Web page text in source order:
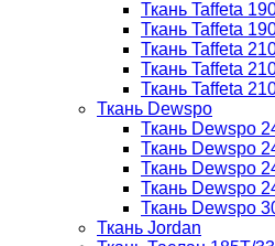
Ткань Taffeta
Ткань Taffeta
Ткань Taffeta
Ткань Taffeta
Ткань Taffeta
Ткань Dewspo
Ткань Dewspo
Ткань Dewspo
Ткань Dewspo
Ткань Dewspo
Ткань Dewspo
Ткань Jordan